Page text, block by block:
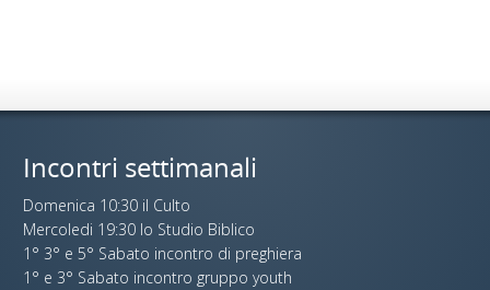
Incontri settimanali
Domenica 10:30 il Culto
Mercoledi 19:30 lo Studio Biblico
1° 3° e 5° Sabato incontro di preghiera
1° e 3° Sabato incontro gruppo youth